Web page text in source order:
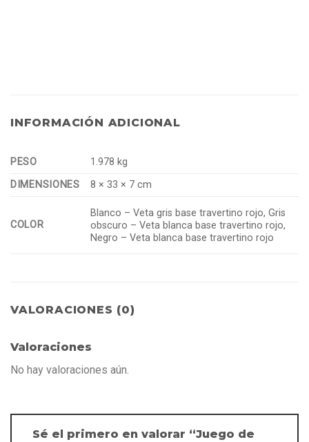
INFORMACIÓN ADICIONAL
PESO
1.978 kg
DIMENSIONES
8 × 33 × 7 cm
COLOR
Blanco – Veta gris base travertino rojo, Gris
obscuro – Veta blanca base travertino rojo,
Negro – Veta blanca base travertino rojo
VALORACIONES (0)
Valoraciones
No hay valoraciones aún.
Sé el primero en valorar “Juego de